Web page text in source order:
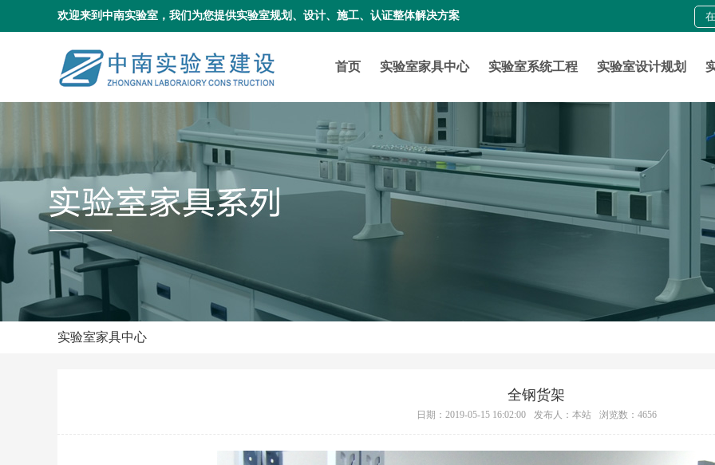
欢迎来到中南实验室，我们为您提供实验室规划、设计、施工、认证整体解决方案
首页 实验室家具中心 实验室系统工程 实验室设计规划
实验室家具中心
全钢货架
日期：2019-05-15 16:02:00 发布人：本站 浏览数：4656